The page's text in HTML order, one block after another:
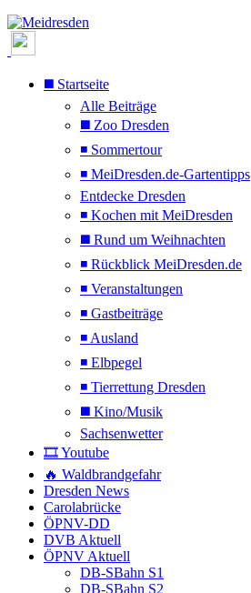
◼️ Startseite
Alle Beiträge
◼️ Zoo Dresden
◾ Sommertour
◾ MeiDresden.de-Gartentipps
Entdecke Dresden
◾ Kochen mit MeiDresden
◼️ Rund um Weihnachten
◾ Rückblick MeiDresden.de
◾ Veranstaltungen
◾ Gastbeiträge
◾ Ausland
◾ Elbpegel
◾ Tierrettung Dresden
◼️ Kino/Musik
Sachsenwetter
🎞️ Youtube
🔥 Waldbrandgefahr
Dresden News
Carolabrücke
ÖPNV-DD
DVB Aktuell
ÖPNV Aktuell
DB-SBahn S1
DB-SBahn S2